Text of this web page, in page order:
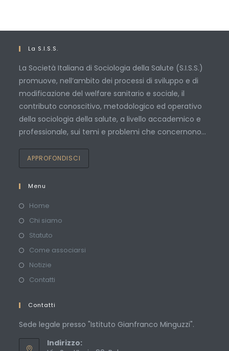
La S.I.S.S.
La Società Italiana di Sociologia della Salute (S.I.S.S.)
promuove, nell’ambito dei processi di sviluppo e di
modificazione del welfare sanitario e sociale, il
contributo conoscitivo, metodologico ed operativo
della sociologia della salute, a livello accademico e
professionale, sui temi e problemi che concernono…
APPROFONDISCI
Menu
Home
Chi siamo
Statuto
Come associarsi
Notizie
Contatti
Contatti
Sede legale presso "Istituto Gianfranco Minguzzi".
Indirizzo: